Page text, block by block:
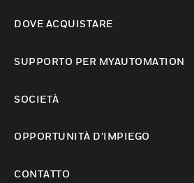
DOVE ACQUISTARE
SUPPORTO PER MYAUTOMATION
SOCIETÀ
OPPORTUNITÀ D’IMPIEGO
CONTATTO